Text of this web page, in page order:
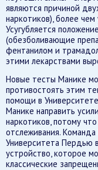
являются причиной
наркотиков), более
Усугубляется
(обезболивающие
фентанилом и
этими лекарствами
Новые тесты Манике
противостоять этим
помощи в
Манике направить
наркотиков, потому
отслеживания.
Университета Пердью
устройство, которое
классические